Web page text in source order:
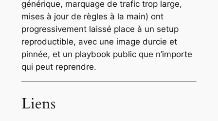
générique, marquage de trafic trop large,
mises à jour de règles à la main) ont
progressivement laissé place à un setup
reproductible, avec une image durcie et
pinnée, et un playbook public que n’importe
qui peut reprendre.
Liens